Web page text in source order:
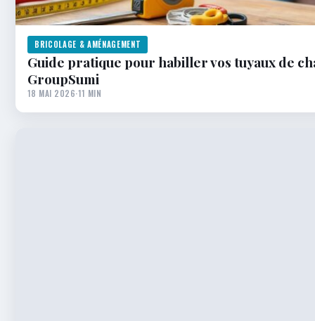
BRICOLAGE & AMÉNAGEMENT
Guide pratique pour habiller vos tuyaux de
GroupSumi
18 MAI 2026·11 MIN